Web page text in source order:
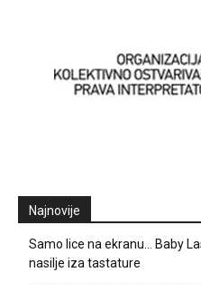
Najnovije
Samo lice na ekranu… Baby
nasilje iza tastature